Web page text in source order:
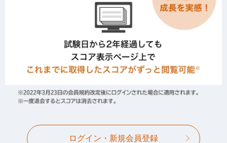
ログイン・新規会員登録